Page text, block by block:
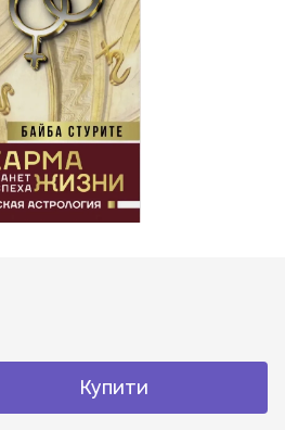
Купити